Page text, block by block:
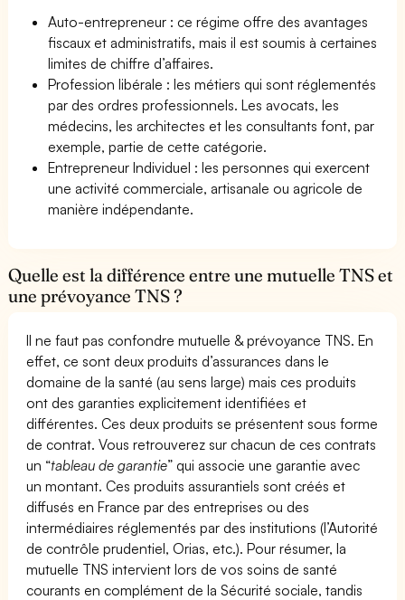
Auto-entrepreneur : ce régime offre des avantages
fiscaux et administratifs, mais il est soumis à certaines
limites de chiffre d’affaires.
Profession libérale : les métiers qui sont réglementés
par des ordres professionnels. Les avocats, les
médecins, les architectes et les consultants font, par
exemple, partie de cette catégorie.
Entrepreneur Individuel : les personnes qui exercent
une activité commerciale, artisanale ou agricole de
manière indépendante.
Quelle est la différence entre une mutuelle TNS et
une prévoyance TNS ?
Il ne faut pas confondre mutuelle & prévoyance TNS. En
effet, ce sont deux produits d’assurances dans le
domaine de la santé (au sens large) mais ces produits
ont des garanties explicitement identifiées et
différentes. Ces deux produits se présentent sous forme
de contrat. Vous retrouverez sur chacun de ces contrats
un “tableau de garantie” qui associe une garantie avec
un montant. Ces produits assurantiels sont créés et
diffusés en France par des entreprises ou des
intermédiaires réglementés par des institutions (l’Autorité
de contrôle prudentiel, Orias, etc.). Pour résumer, la
mutuelle TNS intervient lors de vos soins de santé
courants en complément de la Sécurité sociale, tandis